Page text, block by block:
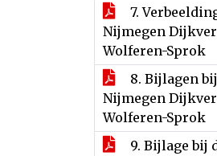
7.
Nijmegen
Wolferen-Sprok
8. Bijlagen
Nijmegen
Wolferen-Sprok
9. Bijlage bij